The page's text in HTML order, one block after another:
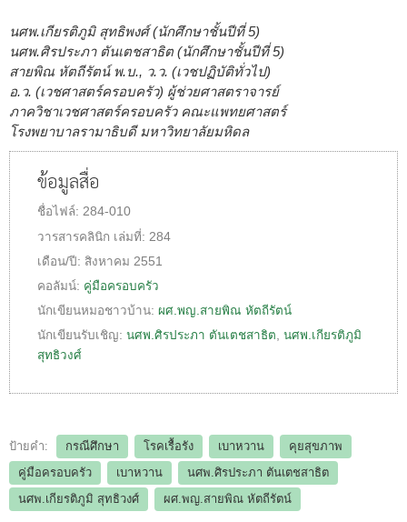
นศพ.เกียรติภูมิ สุทธิพงศ์ (นักศึกษาชั้นปีที่ 5)
นศพ.ศิรประภา ตันเตชสาธิต (นักศึกษาชั้นปีที่ 5)
สายพิณ หัตถีรัตน์ พ.บ., ว.ว. (เวชปฏิบัติทั่วไป)
อ.ว. (เวชศาสตร์ครอบครัว) ผู้ช่วยศาสตราจารย์
ภาควิชาเวชศาสตร์ครอบครัว คณะแพทยศาสตร์
โรงพยาบาลรามาธิบดี มหาวิทยาลัยมหิดล
ข้อมูลสื่อ
ชื่อไฟล์: 284-010
วารสารคลินิก เล่มที่: 284
เดือน/ปี: สิงหาคม 2551
คอลัมน์: คู่มือครอบครัว
นักเขียนหมอชาวบ้าน: ผศ.พญ.สายพิณ หัตถีรัตน์
นักเขียนรับเชิญ: นศพ.ศิรประภา ตันเตชสาธิต นศพ.เกียรติภูมิ
สุทธิวงศ์
ป้ายคำ: กรณีศึกษา โรคเรื้อรัง เบาหวาน
คุยสุขภาพ
คู่มือครอบครัว
เบาหวาน
นศพ.ศิรประภา ตันเตชสาธิต
นศพ.เกียรติภูมิ สุทธิวงศ์
ผศ.พญ.สายพิณ หัตถีรัตน์